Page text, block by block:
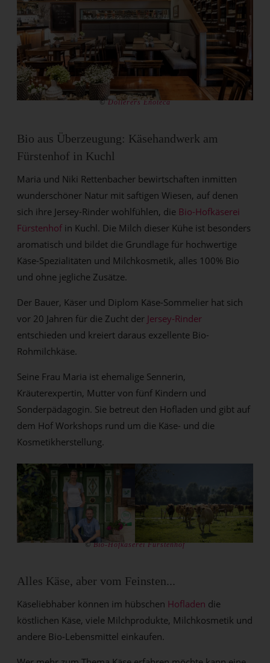
©Döllerers Enoteca
Bio aus Überzeugung: Käsehandwerk am
Fürstenhof in Kuchl
Maria und Niki Rettenbacher bewirtschaften inmitten
wunderschöner Natur mit saftigen Wiesen, auf denen
sich ihre Jersey-Rinder wohlfühlen, die Bio-Hofkäserei
Fürstenhofin Kuchl. Die Milch dieser Kühe ist besonders
aromatisch und bildet die Grundlage für hochwertige
Käse-Spezialitäten und Milchkosmetik, alles 100% Bio
und ohne jegliche Zusätze.
Der Bauer, Käser und Diplom Käse-Sommelier hat sich
vor 20 Jahren für die Zucht der Jersey-Rinder
entschieden und kreiert daraus exzellente Bio-
Rohmilchkäse.
Seine Frau Maria ist ehemalige Sennerin,
Kräuterexpertin, Mutter von fünf Kindern und
Sonderpädagogin. Sie betreut den Hofladen und gibt auf
dem Hof Workshops rund um die Käse- und die
Kosmetikherstellung.
©Bio-Hofkäserei Fürstenhof
Alles Käse, aber vom Feinsten...
Käseliebhaber können im hübschen Hofladen die
köstlichen Käse, viele Milchprodukte, Milchkosmetik und
andere Bio-Lebensmittel einkaufen.